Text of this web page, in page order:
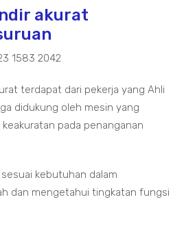
akurat
1583 2042
terdapat dari pekerja yang Ahli
didukung oleh mesin yang
pada penanganan
kebutuhan dalam
dan mengetahui tingkatan fungsi